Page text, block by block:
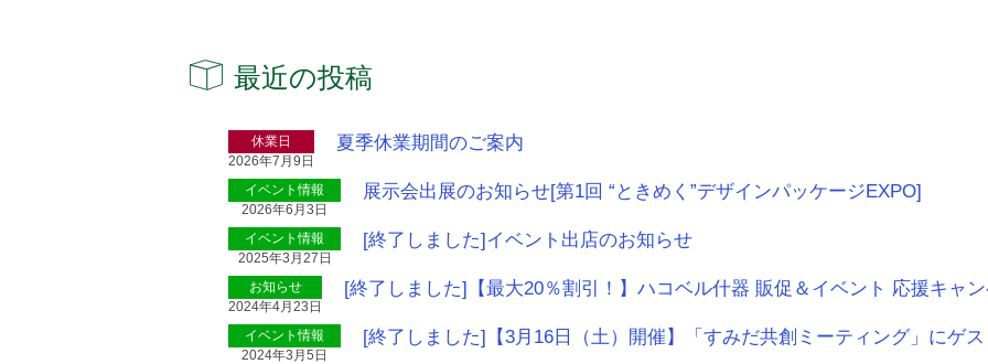
最近の投稿
休業日
2026年7月9日
夏季休業期間のご案内
イベント情報
2026年6月3日
展示会出展のお知らせ[第1回 “ときめく”デザインパッケージEXPO]
イベント情報
2025年3月27日
[終了しました]イベント出店のお知らせ
お知らせ
2024年4月23日
[終了しました]【最大20％割引！】ハコベル什器 販促＆イベント 応援キャ
イベント情報
2024年3月5日
[終了しました]【3月16日（土）開催】「すみだ共創ミーティング」にゲ